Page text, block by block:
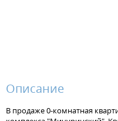
Описание
В продаже 0-комнатная